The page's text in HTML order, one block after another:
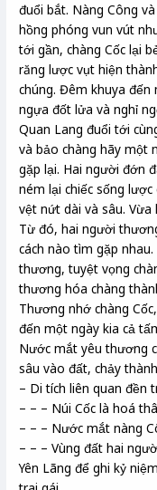
đuổi bắt. Nàng Công
hồng phóng vun vút
tới gần, chàng Cốc lại
răng lược vụt hiện
chúng. Đêm khuya
ngựa đốt lửa và nghỉ
Quan Lang đuổi tới
và bảo chàng hãy một
gặp lại. Hai người đớn
ném lại chiếc sống
vệt nứt dài và sâu. Vừa
Từ đó, hai người
cách nào tìm gặp
thương, tuyệt vọng
thương hóa chàng
Thương nhớ chàng
đến một ngày kia cả
Nước mắt yêu thương
sâu vào đất, chảy
– Di tích liên quan đền
– – – Núi Cốc là hoá
– – – Nước mắt nàng
– – – Vùng đất hai
Yên Lãng để ghi kỷ